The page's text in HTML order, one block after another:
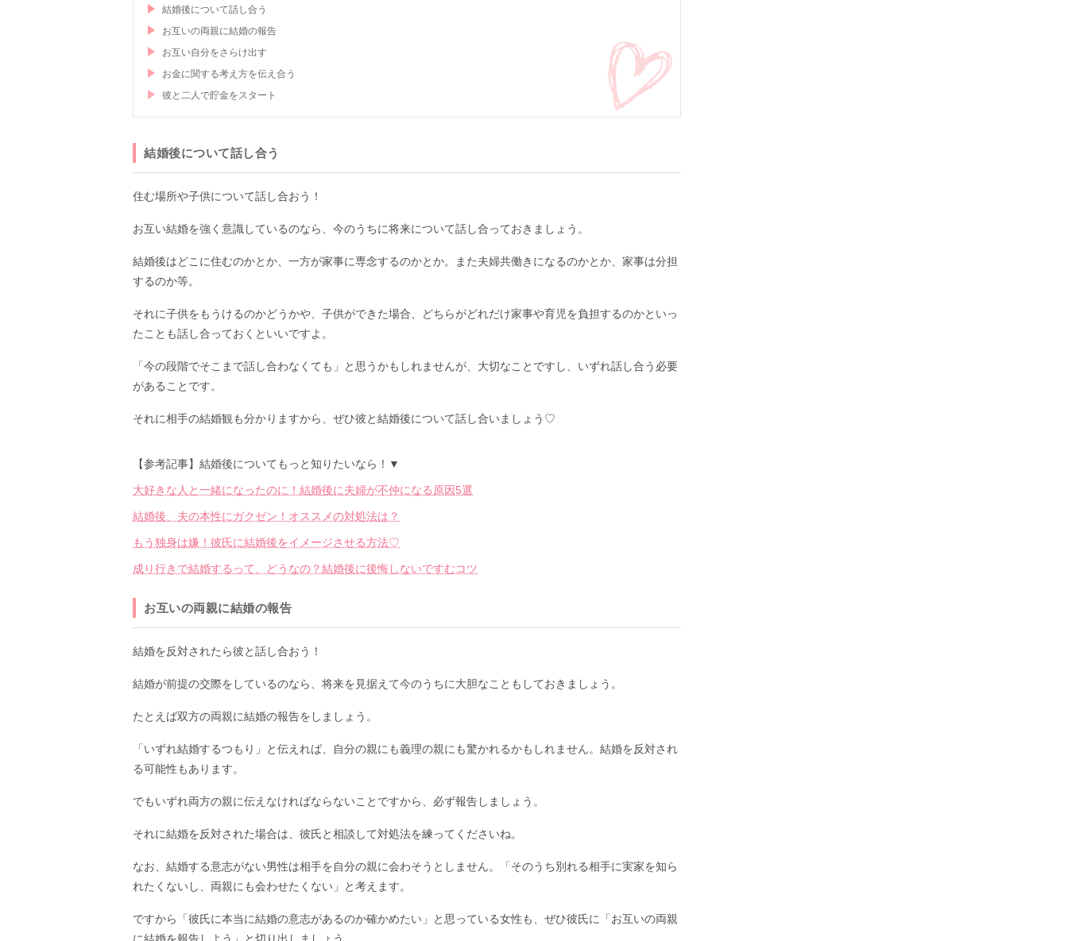
結婚後について話し合う
お互いの両親に結婚の報告
お互い自分をさらけ出す
お金に関する考え方を伝え合う
彼と二人で貯金をスタート
結婚後について話し合う
住む場所や子供について話し合おう！
お互い結婚を強く意識しているのなら、今のうちに将来について話し合っておきましょう。
結婚後はどこに住むのかとか、一方が家事に専念するのかとか。また夫婦共働きになるのかとか、家事は分担
するのか等。
それに子供をもうけるのかどうかや、子供ができた場合、どちらがどれだけ家事や育児を負担するのかといっ
たことも話し合っておくといいですよ。
「今の段階でそこまで話し合わなくても」と思うかもしれませんが、大切なことですし、いずれ話し合う必要
があることです。
それに相手の結婚観も分かりますから、ぜひ彼と結婚後について話し合いましょう♡
【参考記事】結婚後についてもっと知りたいなら！▼
大好きな人と一緒になったのに！結婚後に夫婦が不仲になる原因5選
結婚後、夫の本性にガクゼン！オススメの対処法は？
もう独身は嫌！彼氏に結婚後をイメージさせる方法♡
成り行きで結婚するって、どうなの？結婚後に後悔しないですむコツ
お互いの両親に結婚の報告
結婚を反対されたら彼と話し合おう！
結婚が前提の交際をしているのなら、将来を見据えて今のうちに大胆なこともしておきましょう。
たとえば双方の両親に結婚の報告をしましょう。
「いずれ結婚するつもり」と伝えれば、自分の親にも義理の親にも驚かれるかもしれません。結婚を反対され
る可能性もあります。
でもいずれ両方の親に伝えなければならないことですから、必ず報告しましょう。
それに結婚を反対された場合は、彼氏と相談して対処法を練ってくださいね。
なお、結婚する意志がない男性は相手を自分の親に会わそうとしません。「そのうち別れる相手に実家を知ら
れたくないし、両親にも会わせたくない」と考えます。
ですから「彼氏に本当に結婚の意志があるのか確かめたい」と思っている女性も、ぜひ彼氏に「お互いの両親